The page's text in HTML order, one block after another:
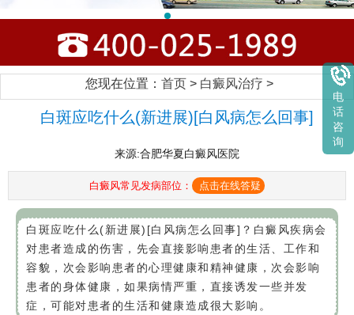
您现在位置： 首页 > 白癜风治疗 >
白斑应吃什么(新进展)[白风病怎么回事]
来源:合肥华夏白癜风医院
白癜风常见发病部位： 点击在线答疑
白斑应吃什么(新进展)[白风病怎么回事]？白癜风疾病会
对患者造成的伤害，先会直接影响患者的生活、工作和
容貌，次会影响患者的心理健康和精神健康，次会影响
患者的身体健康，如果病情严重，直接诱发一些并发
症，可能对患者的生活和健康造成很大影响。
电
话
咨
询